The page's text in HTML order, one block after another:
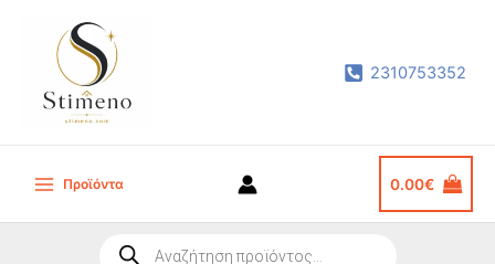
περιεχόμενο
2310753352
Main
Προϊόντα 0.00€
search